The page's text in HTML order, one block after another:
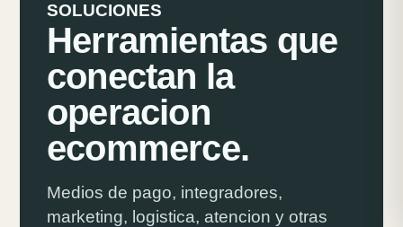
SOLUCIONES
Herramientas que
conectan la
operacion
ecommerce.
Medios de pago, integradores,
marketing, logistica, atencion y otras